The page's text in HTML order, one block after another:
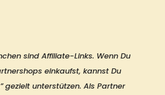
sind Affiliate-Links. Wenn Du
einkaufst, kannst Du
gezielt unterstützen. Als Partner